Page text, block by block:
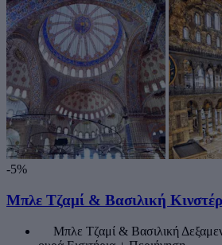
-5%
Μπλε Τζαμί & Βασιλική
Μπλε Τζαμί & Βασιλική